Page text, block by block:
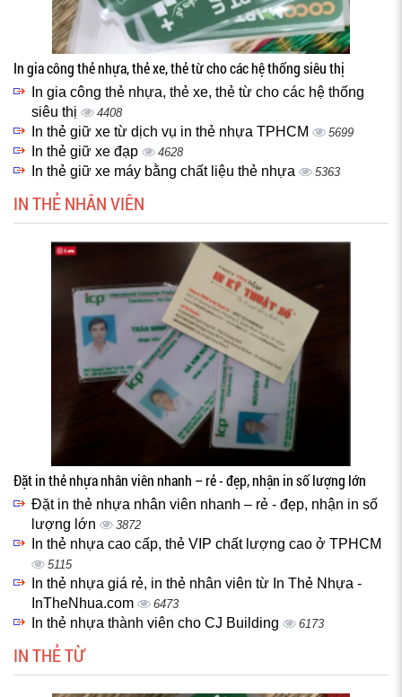
In gia công thẻ nhựa, thẻ xe, thẻ từ cho các hệ thống siêu thị
In gia công thẻ nhựa, thẻ xe, thẻ từ cho các hệ thống
siêu thị
4408
In thẻ giữ xe từ dịch vụ in thẻ nhựa TPHCM 5699
In thẻ giữ xe đạp 4628
In thẻ giữ xe máy bằng chất liệu thẻ nhựa 5363
IN THẺ NHÂN VIÊN
Đặt in thẻ nhựa nhân viên nhanh – rẻ - đẹp, nhận in số lượng lớn
Đặt in thẻ nhựa nhân viên nhanh – rẻ - đẹp, nhận in số
lượng lớn
3872
In thẻ nhựa cao cấp, thẻ VIP chất lượng cao ở TPHCM
5115
In thẻ nhựa giá rẻ, in thẻ nhân viên từ In Thẻ Nhựa -
InTheNhua.com
6473
In thẻ nhựa thành viên cho CJ Building 6173
IN THẺ TỪ